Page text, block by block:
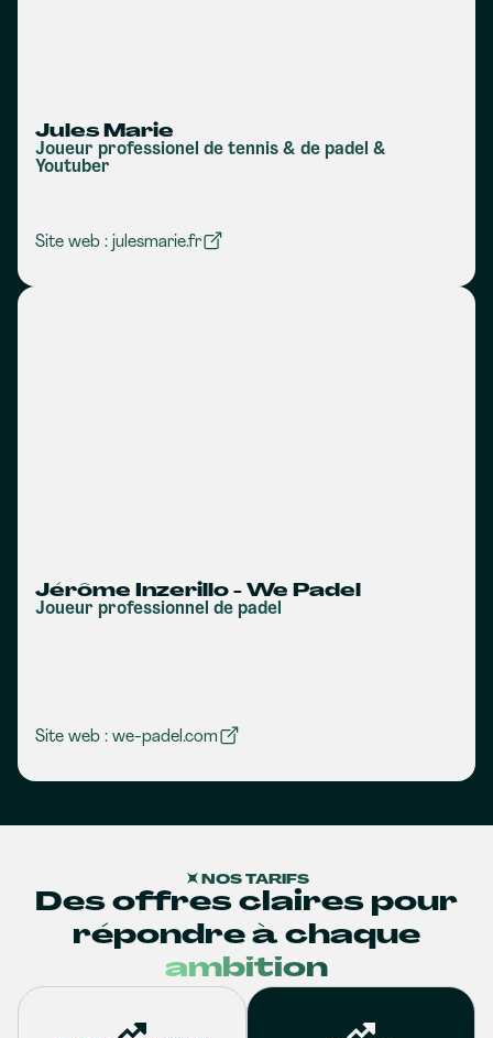
Jules Marie
Joueur professionel de tennis & de padel &
Youtuber
Site web : julesmarie.fr
Jérôme Inzerillo - We Padel
Joueur professionnel de padel
Site web : we-padel.com
NOS TARIFS
Des offres claires pour
répondre à chaque
ambition